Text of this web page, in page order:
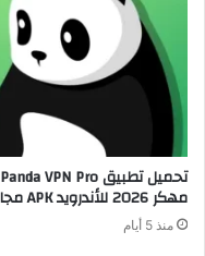
تحميل تطبيق Panda VPN Pro
مهكر 2026 للأندرويد APK مجاناً
منذ 5 أيام